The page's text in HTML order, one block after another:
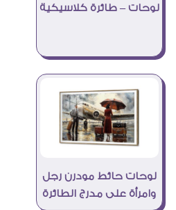
لوحات – طائرة كلاسيكية
لوحات حائط مودرن رجل
وامرأة على مدرج الطائرة